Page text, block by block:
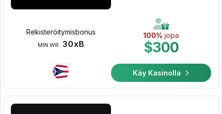
100% jopa
$300
Rekisteröitymisbonus
MIN WR: 30xB
Käy Kasinolla